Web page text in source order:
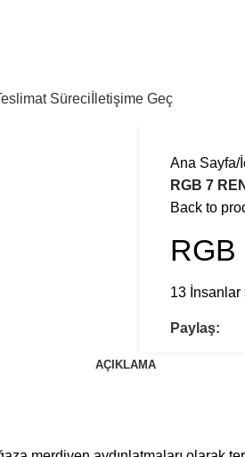
Süreci İletişime Geç
Ana Sayfa
RGB 7
Back to
RGB
13
Paylaş:
AÇIKLAMA